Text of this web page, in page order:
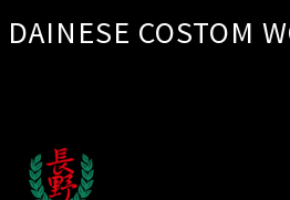
DAINESE COSTOM